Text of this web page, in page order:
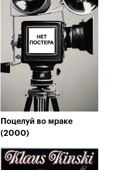
Поцелуй во мраке
(2000)